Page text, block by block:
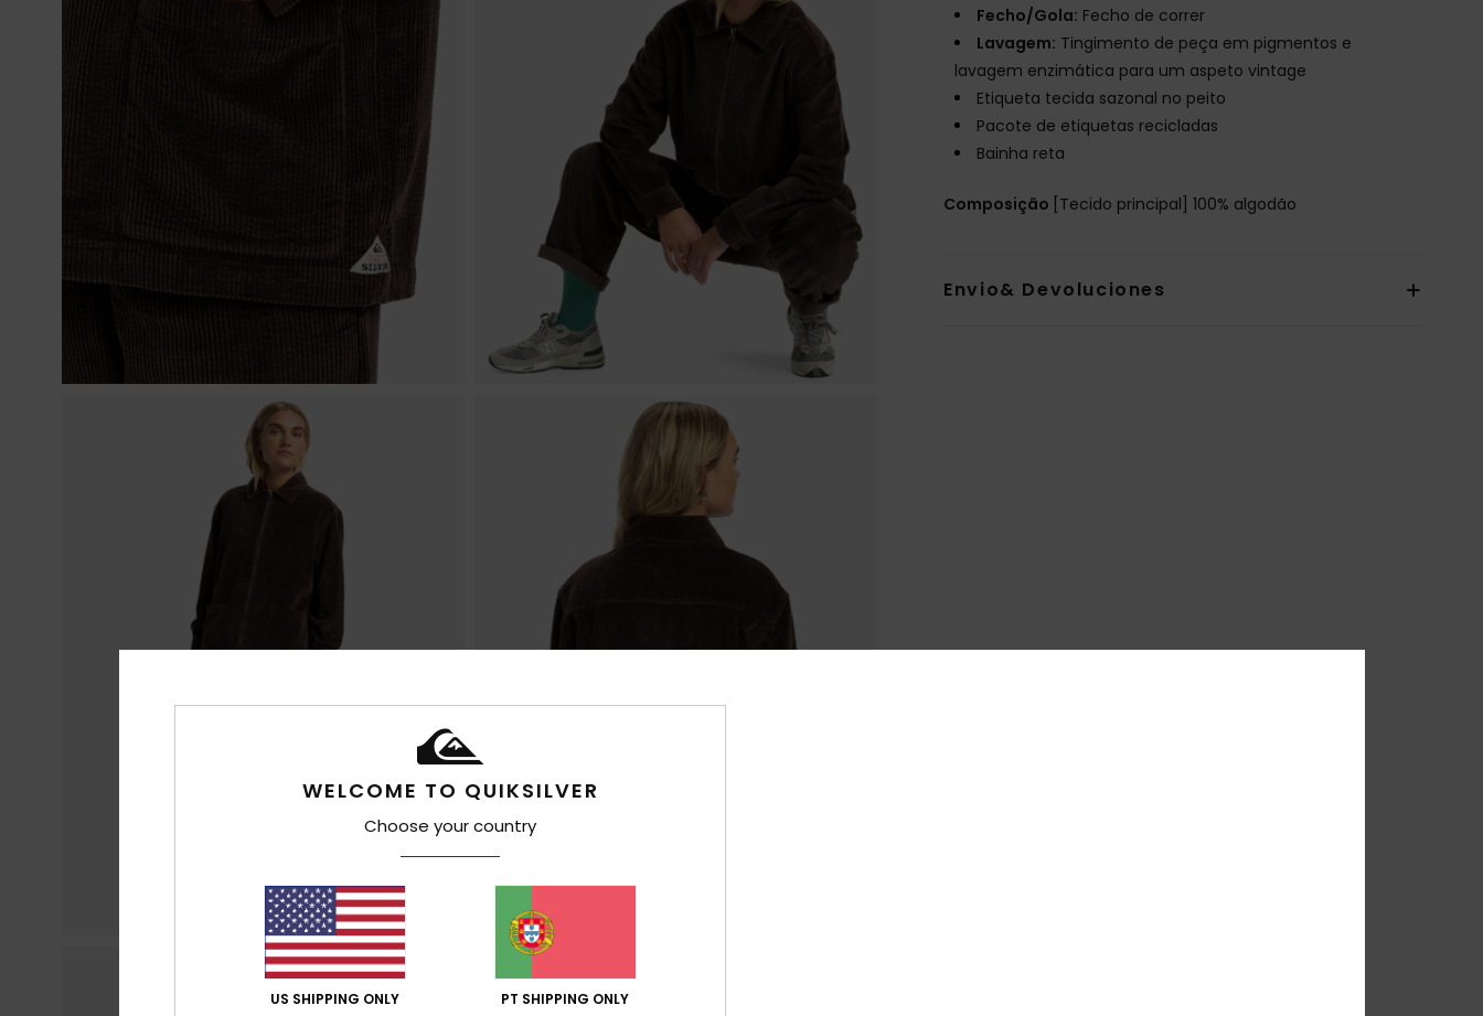
Fecho/Gola: Fecho de correr
Lavagem: Tingimento de peça em pigmentos e
lavagem enzimática para um aspeto vintage
Etiqueta tecida sazonal no peito
Pacote de etiquetas recicladas
Bainha reta
Composição [Tecido principal] 100% algodão
Envio& Devoluciones
WELCOME TO QUIKSILVER
Choose your country
US SHIPPING ONLY PT SHIPPING ONLY